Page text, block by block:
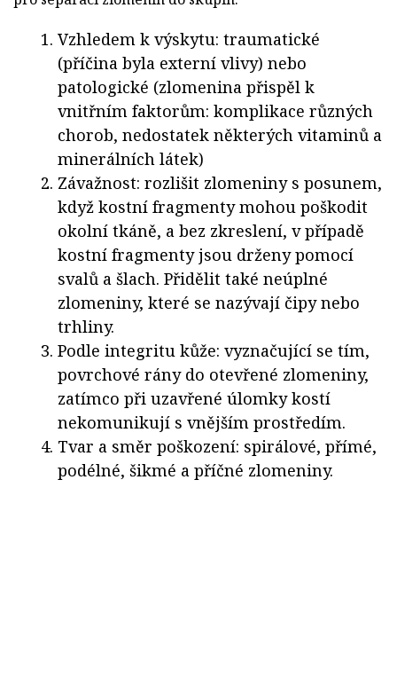
Vzhledem k výskytu: traumatické
(příčina byla externí vlivy) nebo
patologické (zlomenina přispěl k
vnitřním faktorům: komplikace různých
chorob, nedostatek některých vitaminů a
minerálních látek)
Závažnost: rozlišit zlomeniny s posunem,
když kostní fragmenty mohou poškodit
okolní tkáně, a bez zkreslení, v případě
kostní fragmenty jsou drženy pomocí
svalů a šlach. Přidělit také neúplné
zlomeniny, které se nazývají čipy nebo
trhliny.
Podle integritu kůže: vyznačující se tím,
povrchové rány do otevřené zlomeniny,
zatímco při uzavřené úlomky kostí
nekomunikují s vnějším prostředím.
Tvar a směr poškození: spirálové, přímé,
podélné, šikmé a příčné zlomeniny.